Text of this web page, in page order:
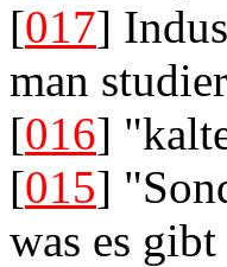
[017]
man
[016]
[015]
was es gibt